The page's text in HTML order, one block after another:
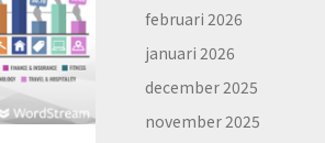
februari 2026
januari 2026
december 2025
november 2025